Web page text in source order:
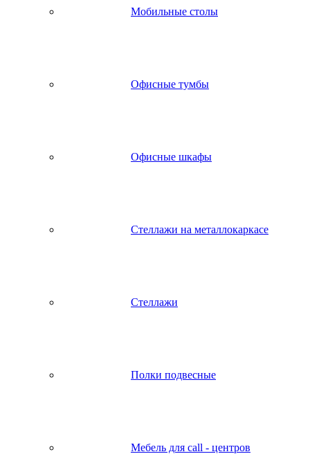
Мобильные столы
Офисные тумбы
Офисные шкафы
Стеллажи на металлокаркасе
Стеллажи
Полки подвесные
Мебель для call - центров